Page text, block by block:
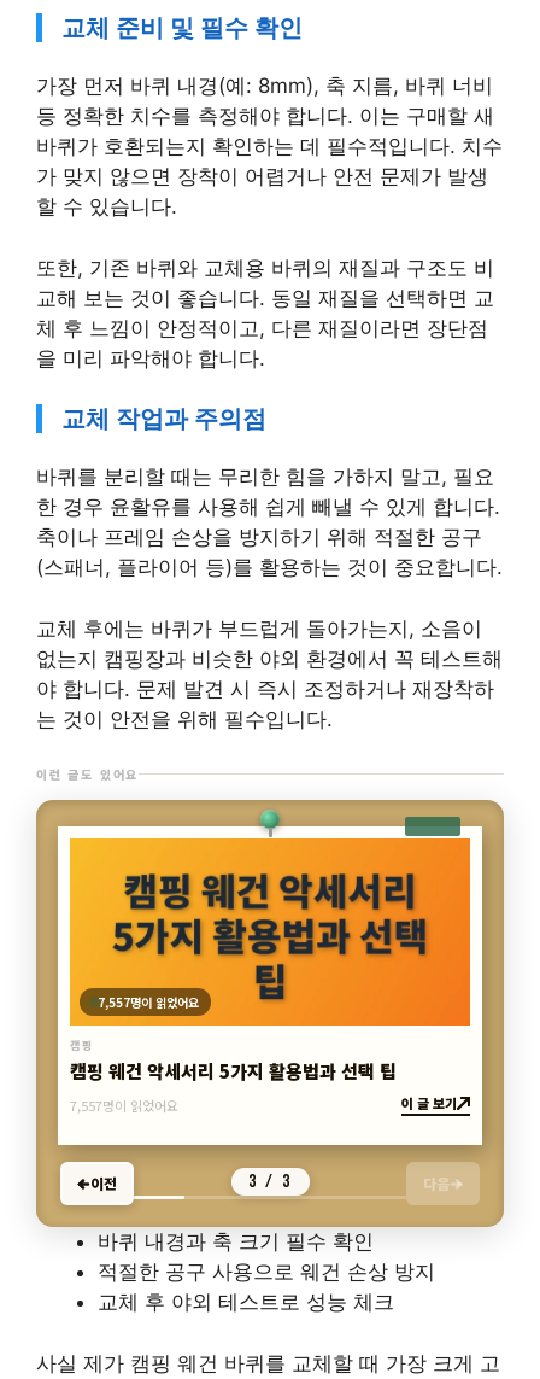
교체 준비 및 필수 확인
가장 먼저 바퀴 내경(예: 8mm), 축 지름, 바퀴 너비
등 정확한 치수를 측정해야 합니다. 이는 구매할 새
바퀴가 호환되는지 확인하는 데 필수적입니다. 치수
가 맞지 않으면 장착이 어렵거나 안전 문제가 발생
할 수 있습니다.
또한, 기존 바퀴와 교체용 바퀴의 재질과 구조도 비
교해 보는 것이 좋습니다. 동일 재질을 선택하면 교
체 후 느낌이 안정적이고, 다른 재질이라면 장단점
을 미리 파악해야 합니다.
교체 작업과 주의점
바퀴를 분리할 때는 무리한 힘을 가하지 말고, 필요
한 경우 윤활유를 사용해 쉽게 빼낼 수 있게 합니다.
축이나 프레임 손상을 방지하기 위해 적절한 공구
(스패너, 플라이어 등)를 활용하는 것이 중요합니다.
교체 후에는 바퀴가 부드럽게 돌아가는지, 소음이
없는지 캠핑장과 비슷한 야외 환경에서 꼭 테스트해
야 합니다. 문제 발견 시 즉시 조정하거나 재장착하
는 것이 안전을 위해 필수입니다.
이런 글도 있어요
7,557명이 읽었어요
캠핑
캠핑 웨건 악세서리 5가지 활용법과 선택 팁
7,557명이 읽었어요 이 글 보기
이전 3 / 3 다음
바퀴 내경과 축 크기 필수 확인
적절한 공구 사용으로 웨건 손상 방지
교체 후 야외 테스트로 성능 체크
사실 제가 캠핑 웨건 바퀴를 교체할 때 가장 크게 고